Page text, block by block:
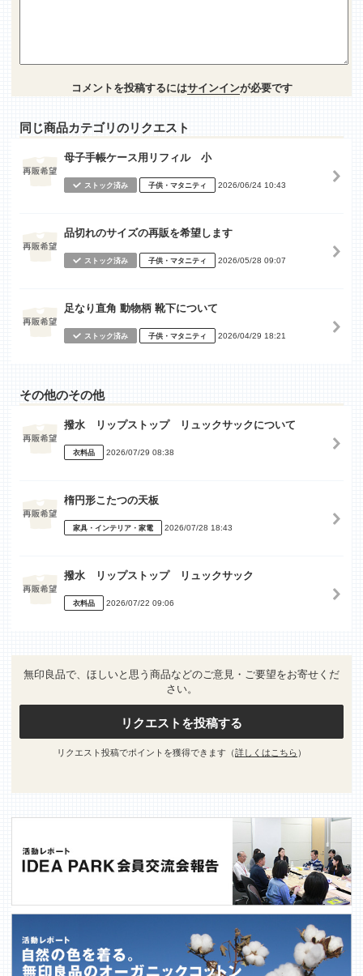
コメントを投稿するにはサインインが必要です
同じ商品カテゴリのリクエスト
母子手帳ケース用リフィル 小
ストック済み 子供・マタニティ 2026/06/24 10:43
品切れのサイズの再販を希望します
ストック済み 子供・マタニティ 2026/05/28 09:07
足なり直角 動物柄 靴下について
ストック済み 子供・マタニティ 2026/04/29 18:21
その他のその他
撥水 リップストップ リュックサックについて
衣料品 2026/07/29 08:38
楕円形こたつの天板
家具・インテリア・家電 2026/07/28 18:43
撥水 リップストップ リュックサック
衣料品 2026/07/22 09:06
無印良品で、ほしいと思う商品などのご意見・ご要望をお寄せくだ
さい。
リクエストを投稿する
リクエスト投稿でポイントを獲得できます（詳しくはこちら ）